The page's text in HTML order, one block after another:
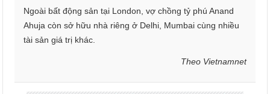
Ngoài bất động sản tại London, vợ chồng tỷ phú Anand
Ahuja còn sở hữu nhà riêng ở Delhi, Mumbai cùng nhiều
tài sản giá trị khác.
Theo Vietnamnet